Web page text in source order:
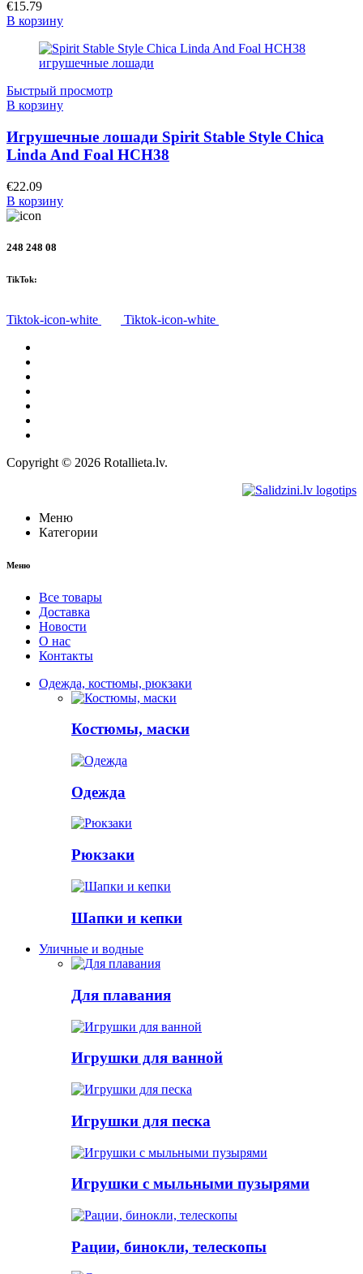
€15.79
В корзину
Быстрый просмотр
В корзину
Игрушечные лошади Spirit Stable Style Chica
Linda And Foal HCH38
€22.09
В корзину
248 248 08
TikTok:
Tiktok-icon-white
Tiktok-icon-white
Copyright © 2026 Rotallieta.lv.
Меню
Категории
Меню
Все товары
Доставка
Новости
О нас
Контакты
Одежда, костюмы, рюкзаки
Костюмы, маски
Одежда
Рюкзаки
Шапки и кепки
Уличные и водные
Для плавания
Игрушки для ванной
Игрушки для песка
Игрушки с мыльными пузырями
Рации, бинокли, телескопы